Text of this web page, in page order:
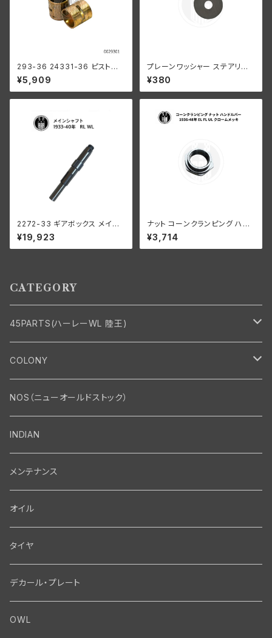
293-36 24331-36 ピストン
ピンブッシング 2個組
¥5,909
プレーンワッシャー ステアリン
グダンパー 上側 スモール ハー
レーダビッドソン 全スプリンガ
ーモデル
¥380
2272-33 ギアボックス メイン
シャフト 1933-1940年
¥19,923
ナット コーンクランピング ハン
ドルバー ハーレーダビッドソン 1
936-48年 EL FL UL クローム
メッキ
¥3,714
CATEGORY
45PARTS(ハーレーWL 陸王)
エンジン
エンジン・シリンダーヘッド
バルブ・タペット関係
エンジン関係 ビックツイン
マフラー・インテーク・キャブレター
マフラー関係
インテーク・キャブレター関係
エレクトリカル
ジェネレーター関係
ディストリビューター関係
駆動系
ドライブチェーン関係
スプロケット・ベルトドライブキット
フロントフォーク・フレーム
フロントフォーク関係
ソフテイル用 New Springer Fork
シート・サドルバッグ
シートポスト関係
ソロサドルシート関係
ハンドルバー・タンク・フェンダー
ハンドルバー関係
ホイール・ブレーキ
COLONY
Bolt・Nut
Nut
Screw
Front End・Rear End
Wheel-Brake
Fork-Shockabsorber
Motor
Motor
Carbrator
Transmission・Primary
Transmission-Shifter
Primary-clutch-Kickstarter
Gastank・Oiltank
Oilline
Gastank・Oiltank
Electrical
Electrical
TOOL
NOS（ニューオールドストック）
INDIAN
メンテナンス
オイル
タイヤ
デカール・プレート
OWL